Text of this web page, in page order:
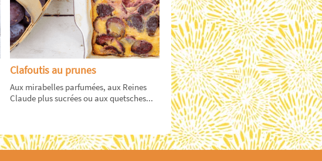
Clafoutis au prunes
Aux mirabelles parfumées, aux Reines
Claude plus sucrées ou aux quetsches...